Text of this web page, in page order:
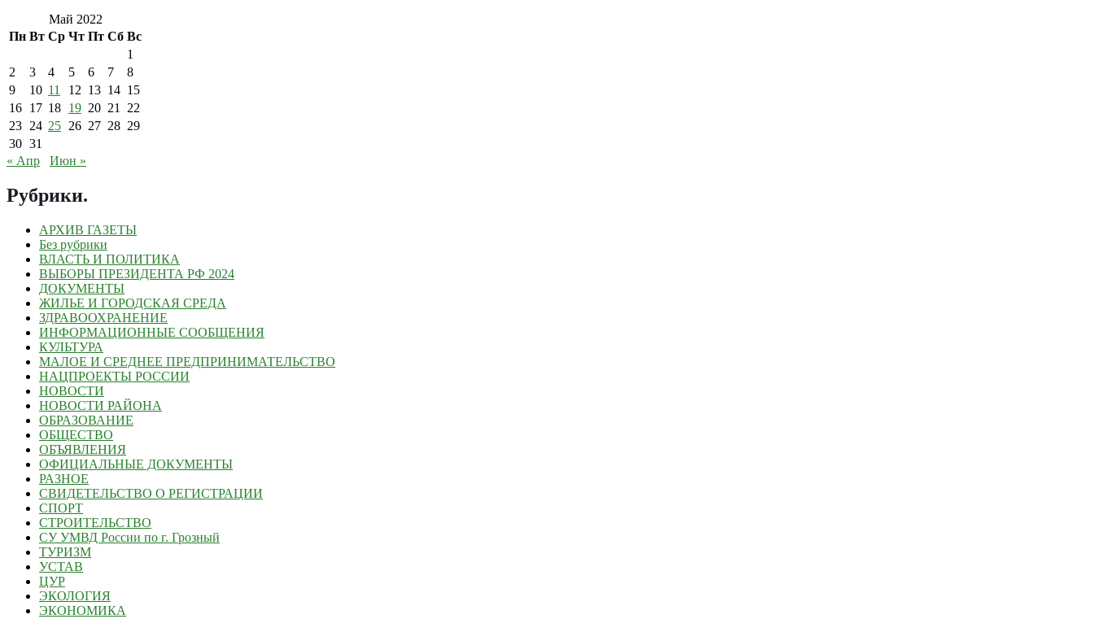
Май 2022
Пн Вт Ср Чт Пт Сб Вс
1
2
3 4 5 6 7
8
9
10 11 12 13 14 15
16 17 18 19 20 21 22
23 24 25 26 27 28 29
30 31
« Апр
Июн »
Рубрики.
АРХИВ ГАЗЕТЫ
Без рубрики
ВЛАСТЬ И ПОЛИТИКА
ВЫБОРЫ ПРЕЗИДЕНТА РФ 2024
ДОКУМЕНТЫ
ЖИЛЬЕ И ГОРОДСКАЯ СРЕДА
ЗДРАВООХРАНЕНИЕ
ИНФОРМАЦИОННЫЕ СООБЩЕНИЯ
КУЛЬТУРА
МАЛОЕ И СРЕДНЕЕ ПРЕДПРИНИМАТЕЛЬСТВО
НАЦПРОЕКТЫ РОССИИ
НОВОСТИ
НОВОСТИ РАЙОНА
ОБРАЗОВАНИЕ
ОБЩЕСТВО
ОБЪЯВЛЕНИЯ
ОФИЦИАЛЬНЫЕ ДОКУМЕНТЫ
РАЗНОЕ
СВИДЕТЕЛЬСТВО О РЕГИСТРАЦИИ
СПОРТ
СТРОИТЕЛЬСТВО
СУ УМВД России по г. Грозный
ТУРИЗМ
УСТАВ
ЦУР
ЭКОЛОГИЯ
ЭКОНОМИКА